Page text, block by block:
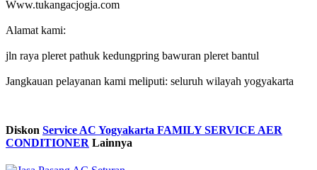
Www.tukangacjogja.com
Alamat kami:
jln raya pleret pathuk kedungpring bawuran pleret bantul
Jangkauan pelayanan kami meliputi: seluruh wilayah yogyakarta
Diskon Service AC Yogyakarta FAMILY SERVICE AER
CONDITIONER Lainnya